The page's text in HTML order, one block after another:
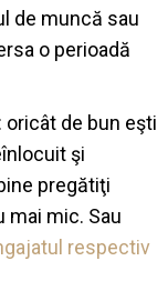
de muncă sau
o perioadă
de bun eşti
şi
pregătiţi
mai mic. Sau
respectiv